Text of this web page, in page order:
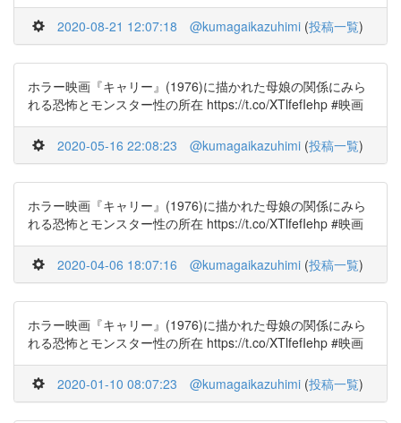
2020-08-21 12:07:18 @kumagaikazuhimi (投稿一覧)
ホラー映画『キャリー』(1976)に描かれた母娘の関係にみら
れる恐怖とモンスター性の所在 https://t.co/XTlfefIehp #映画
2020-05-16 22:08:23 @kumagaikazuhimi (投稿一覧)
ホラー映画『キャリー』(1976)に描かれた母娘の関係にみら
れる恐怖とモンスター性の所在 https://t.co/XTlfefIehp #映画
2020-04-06 18:07:16 @kumagaikazuhimi (投稿一覧)
ホラー映画『キャリー』(1976)に描かれた母娘の関係にみら
れる恐怖とモンスター性の所在 https://t.co/XTlfefIehp #映画
2020-01-10 08:07:23 @kumagaikazuhimi (投稿一覧)